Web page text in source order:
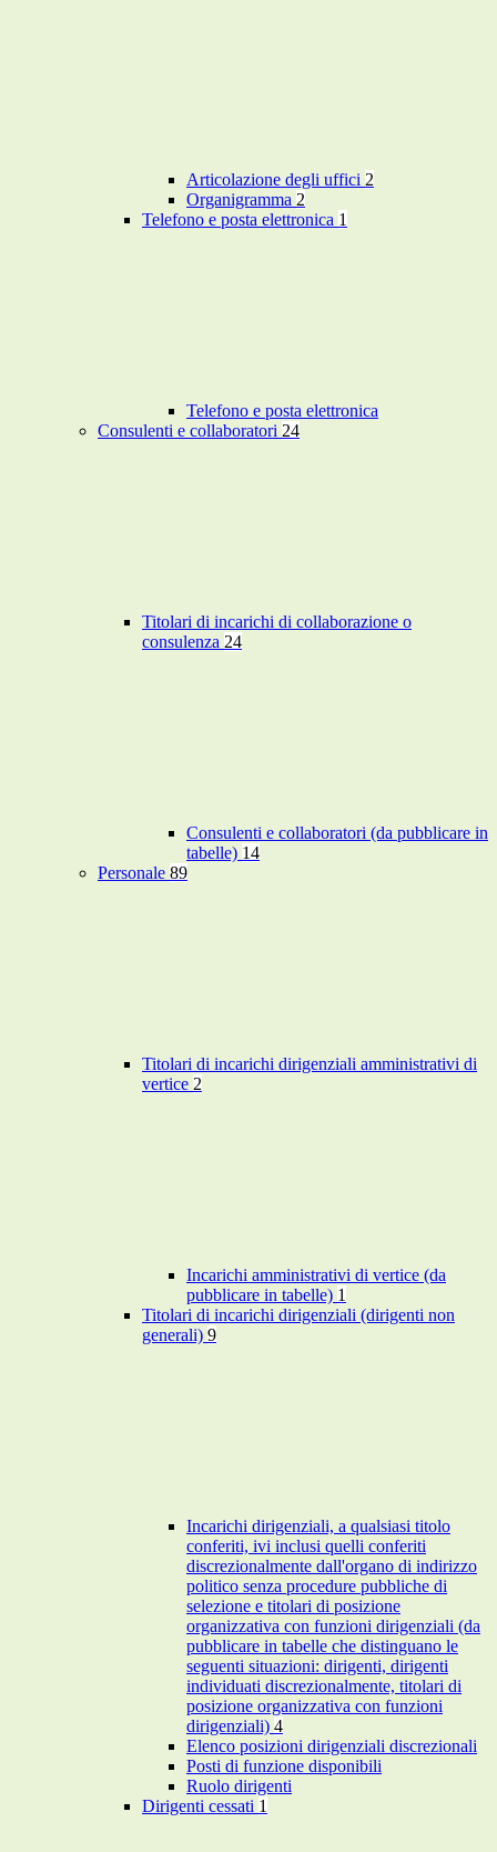
Articolazione degli uffici 2
Organigramma 2
Telefono e posta elettronica 1
Telefono e posta elettronica
Consulenti e collaboratori 24
Titolari di incarichi di collaborazione o
consulenza 24
Consulenti e collaboratori (da pubblicare in
tabelle) 14
Personale 89
Titolari di incarichi dirigenziali amministrativi di
vertice 2
Incarichi amministrativi di vertice (da
pubblicare in tabelle) 1
Titolari di incarichi dirigenziali (dirigenti non
generali) 9
Incarichi dirigenziali, a qualsiasi titolo
conferiti, ivi inclusi quelli conferiti
discrezionalmente dall'organo di indirizzo
politico senza procedure pubbliche di
selezione e titolari di posizione
organizzativa con funzioni dirigenziali (da
pubblicare in tabelle che distinguano le
seguenti situazioni: dirigenti, dirigenti
individuati discrezionalmente, titolari di
posizione organizzativa con funzioni
dirigenziali) 4
Elenco posizioni dirigenziali discrezionali
Posti di funzione disponibili
Ruolo dirigenti
Dirigenti cessati 1